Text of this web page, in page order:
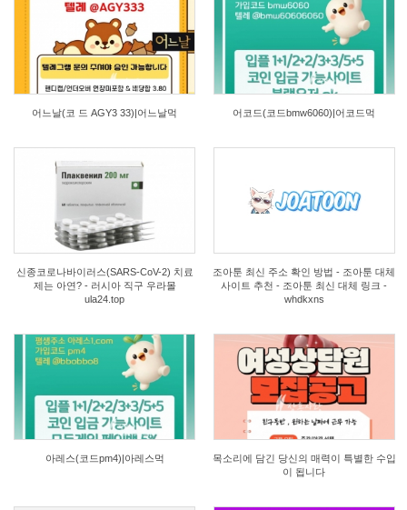
18
어느날(코 드 AGY3 33)|어느날먹 어코드(코드bmw6060)|어코드먹
신종코로나바이러스(SARS-CoV-2) 치료
제는 아연? - 러시아 직구 우라몰
ula24.top
8
조아툰 최신 주소 확인 방법 - 조아툰 대체
사이트 추천 - 조아툰 최신 대체 링크 -
whdkxns
아레스(코드pm4)|아레스먹
11
목소리에 담긴 당신의 매력이 특별한 수입
이 됩니다